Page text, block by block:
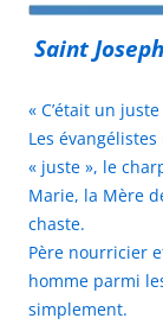
Saint
« C’était un
Les
« juste », le
Marie, la Mère
chaste.
Père nourricier
homme parmi
simplement.